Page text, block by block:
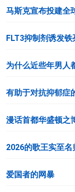
马斯克宣布投建全
FLT3抑制剂诱发
为什么近些年男人
有助于对抗抑郁症
漫话首都华盛顿之
2026的歌王实至名
爱国者的网暴